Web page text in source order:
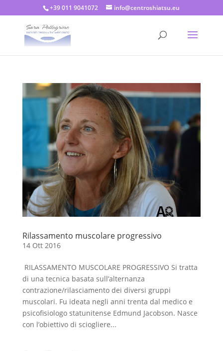
+39 011 9041072 info@centroshiatsu.eu
Rilassamento muscolare progressivo
14 Ott 2016
RILASSAMENTO MUSCOLARE PROGRESSIVO Si tratta
di una tecnica basata sull’alternanza
contrazione/rilasciamento dei diversi gruppi
muscolari. Fu ideata negli anni trenta dal medico e
psicofisiologo statunitense Edmund Jacobson. Nasce
con l’obiettivo di sciogliere...